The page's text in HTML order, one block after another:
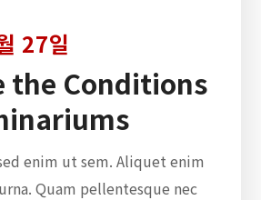
27일
the Conditions
enim ut sem. Aliquet enim
Quam pellentesque nec